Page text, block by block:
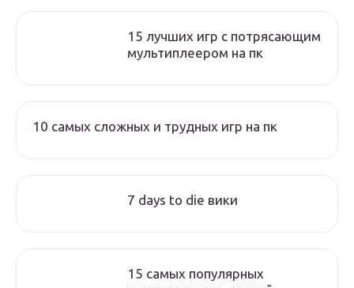
15 лучших игр с потрясающим
мультиплеером на пк
10 самых сложных и трудных игр на пк
7 days to die вики
15 самых популярных